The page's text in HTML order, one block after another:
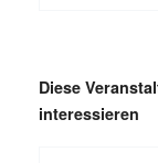
Diese
interessieren